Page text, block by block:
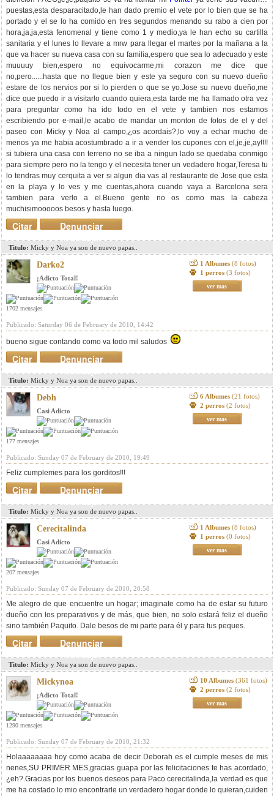
puestas,esta desparacitado,le han dado premio el vete por lo bien que se ha
portado y el se lo ha comido en tres segundos menando su rabo a cien por
hora,ja,ja,esta fenomenal y tiene como 1 y medio,ya le han echo su cartilla
sanitaria y el lunes lo llevare a mrw para llegar el martes por la mañana a la
que va hacer su nueva casa con su familia,espero que sea lo adecuado y este
muuuuy bien,espero no equivocarme,mi corazon me dice que
no,pero......hasta que no llegue bien y este ya seguro con su nuevo dueño
estare de los nervios por si lo pierden o que se yo.Jose su nuevo dueño,me
dice que puedo ir a visitarlo cuando quiera,esta tarde me ha llamado otra vez
para preguntar como ha ido todo en el vete y tambien nos estamos
escribiendo por e-mail,le acabo de mandar un monton de fotos de el y del
paseo con Micky y Noa al campo,¿os acordais?,lo voy a echar mucho de
menos ya me habia acostumbrado a ir a vender los cupones con el,je,je,ay!!!!
si tubiera una casa con terreno no se iba a ningun lado se quedaba conmigo
para siempre pero no la tengo y el necesita tener un vedadero hogar,Teresa tu
lo tendras muy cerquita a ver si algun dia vas al restaurante de Jose que esta
en la playa y lo ves y me cuentas,ahora cuando vaya a Barcelona sera
tambien para verlo a el.Bueno gente no os como mas la cabeza
muchisimooooos besos y hasta luego.
Denunciar
mensaje
Citar
Titulo: Micky y Noa ya son de nuevo papas..
Darko2
¡Adicto Total!
1702 mensajes
1 Albumes (8 fotos)
1 perros (3 fotos)
ver mas
Publicado: Saturday 06 de February de 2010, 14:42
bueno sigue contando como va todo mil saludos
Denunciar
mensaje
Citar
Titulo: Micky y Noa ya son de nuevo papas..
Debh
Casi Adicto
177 mensajes
6 Albumes (21 fotos)
2 perros (2 fotos)
ver mas
Publicado: Sunday 07 de February de 2010, 19:49
Feliz cumplemes para los gorditos!!!
Denunciar
mensaje
Citar
Titulo: Micky y Noa ya son de nuevo papas..
Cerecitalinda
Casi Adicto
207 mensajes
1 Albumes (8 fotos)
1 perros (0 fotos)
ver mas
Publicado: Sunday 07 de February de 2010, 20:58
Me alegro de que encuentre un hogar; imaginate como ha de estar su futuro
dueño con los preparativos y de más, que bien, no solo estará feliz el dueño
sino también Paquito. Dale besos de mi parte para él y para tus peques.
Denunciar
mensaje
Citar
Titulo: Micky y Noa ya son de nuevo papas..
Mickynoa
¡Adicto Total!
1290 mensajes
10 Albumes (361 fotos)
2 perros (2 fotos)
ver mas
Publicado: Sunday 07 de February de 2010, 21:32
Holaaaaaaaa hoy como acaba de decir Deborah es el cumple meses de mis
nenes,SU PRIMER MES,gracias guapa por las felicitaciones te has acordado,
¿eh?.Gracias por los buenos deseos para Paco cerecitalinda,la verdad es que
me ha costado lo mio encontrarle un verdadero hogar donde lo quieran,cuiden